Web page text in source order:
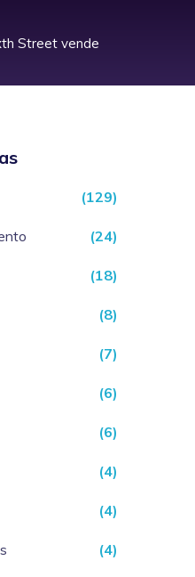
Street vende
(129)
(24)
(18)
(8)
(7)
(6)
(6)
(4)
(4)
(4)